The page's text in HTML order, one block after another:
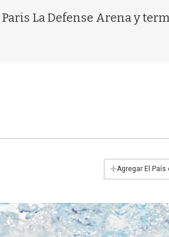
La Defense Arena y
+Agregar El País